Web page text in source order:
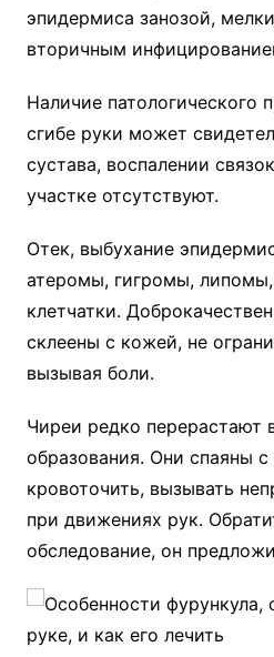
эпидермиса занозой,
вторичным
Наличие патологического
сгибе руки может
сустава, воспалении
участке отсутствуют.
Отек, выбухание
атеромы, гигромы,
клетчатки.
склеены с кожей, не
вызывая боли.
Чиреи редко перерастают
образования. Они спаяны
кровоточить, вызывать
при движениях рук.
обследование, он